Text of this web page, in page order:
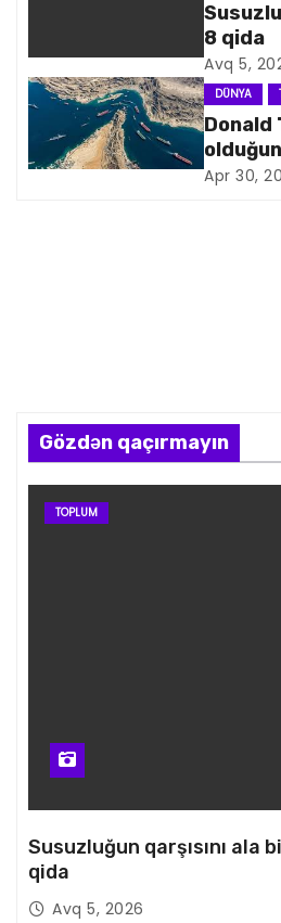
a
v
i
a
s
8 qida
Avq 5,
DÜNYA
Donald
Apr 30,
Gözdən qaçırmayın
TOPLUM
Susuzluğun qarşısını ala
qida
Avq 5, 2026